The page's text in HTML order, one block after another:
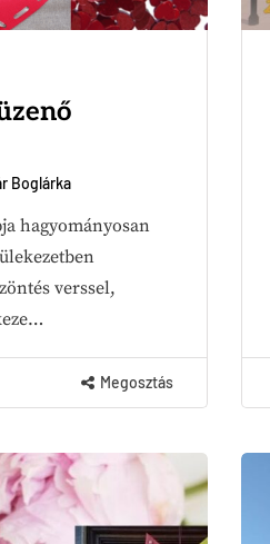
Boglárka
hagyományosan
verssel,
Megosztás